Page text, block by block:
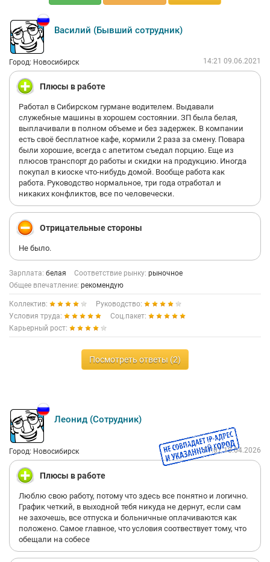
Василий (Бывший сотрудник)
Город: Новосибирск 14:21 09.06.2021
Плюсы в работе
Работал в Сибирском гурмане водителем. Выдавали
служебные машины в хорошем состоянии. ЗП была белая,
выплачивали в полном объеме и без задержек. В компании
есть своё бесплатное кафе, кормили 2 раза за смену. Повара
были хорошие, всегда с апетитом съедал порцию. Еще из
плюсов транспорт до работы и скидки на продукцию. Иногда
покупал в киоске что-нибудь домой. Вообще работа как
работа. Руководство нормальное, три года отработал и
никаких конфликтов, все по человечески.
Отрицательные стороны
Не было.
Зарплата: белая Соответствие рынку: рыночное
Общее впечатление: рекомендую
Коллектив:
Руководство:
Условия труда:
Соц.пакет:
Карьерный рост:
Посмотреть ответы (2)
Леонид (Сотрудник)
Город: Новосибирск 11:07 18.04.2026
Плюсы в работе
Люблю свою работу, потому что здесь все понятно и логично.
График четкий, в выходной тебя никуда не дернут, если сам
не захочешь, все отпуска и больничные оплачиваются как
положено. Самое главное, что условия соотвествует тому, что
обещали на собесе